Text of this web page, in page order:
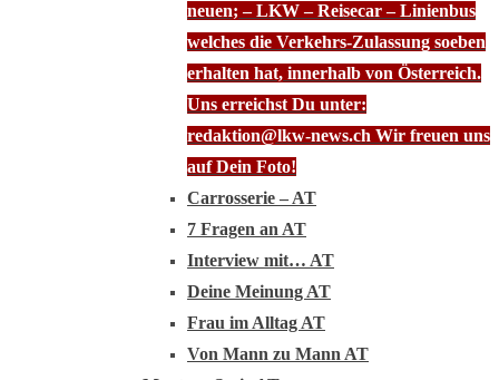
neuen; – LKW – Reisecar – Linienbus
welches die Verkehrs-Zulassung soeben
erhalten hat, innerhalb von Österreich.
Uns erreichst Du unter:
redaktion@lkw-news.ch Wir freuen uns
auf Dein Foto!
Carrosserie – AT
7 Fragen an AT
Interview mit… AT
Deine Meinung AT
Frau im Alltag AT
Von Mann zu Mann AT